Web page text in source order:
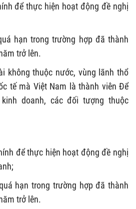
để thực hiện hoạt động đề nghị
hạn trong trường hợp đã thành
trở lên.
không thuộc nước, vùng lãnh thổ
tế mà Việt Nam là thành viên Để
doanh, các đối tượng thuộc
để thực hiện hoạt động đề nghị
hạn trong trường hợp đã thành
trở lên.